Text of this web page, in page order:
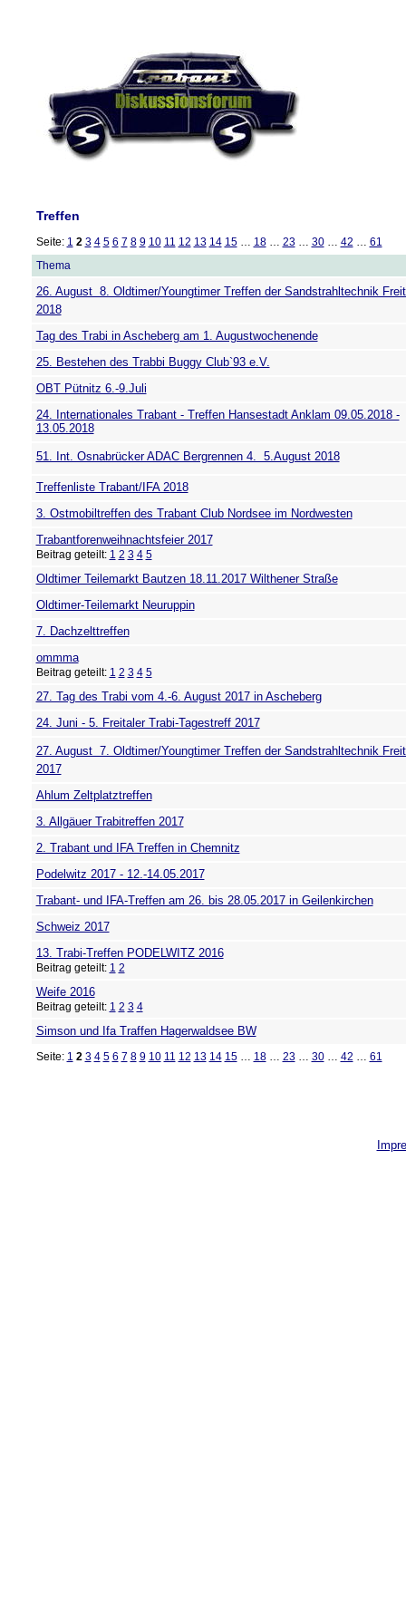
Treffen
Seite: 1 2 3 4 5 6 7 8 9 10 11 12 13 14 15… 18… 23… 30… 42 … 61
Thema
26. August  8. Oldtimer/Youngtimer Treffen der Sandstrahltechnik
2018
Tag des Trabi in Ascheberg am 1. Augustwochenende
25. Bestehen des Trabbi Buggy Club`93 e.V.
OBT Pütnitz 6.-9.Juli
24. Internationales Trabant - Treffen Hansestadt Anklam 09.05.2018 -
13.05.2018
51. Int. Osnabrücker ADAC Bergrennen 4.  5.August 2018
Treffenliste Trabant/IFA 2018
3. Ostmobiltreffen des Trabant Club Nordsee im Nordwesten
Trabantforenweihnachtsfeier 2017
Beitrag geteilt: 1 2 3 4 5
Oldtimer Teilemarkt Bautzen 18.11.2017 Wilthener Straße
Oldtimer-Teilemarkt Neuruppin
7. Dachzelttreffen
ommma
Beitrag geteilt: 1 2 3 4 5
27. Tag des Trabi vom 4.-6. August 2017 in Ascheberg
24. Juni - 5. Freitaler Trabi-Tagestreff 2017
27. August  7. Oldtimer/Youngtimer Treffen der Sandstrahltechnik
2017
Ahlum Zeltplatztreffen
3. Allgäuer Trabitreffen 2017
2. Trabant und IFA Treffen in Chemnitz
Podelwitz 2017 - 12.-14.05.2017
Trabant- und IFA-Treffen am 26. bis 28.05.2017 in Geilenkirchen
Schweiz 2017
13. Trabi-Treffen PODELWITZ 2016
Beitrag geteilt: 1 2
Weife 2016
Beitrag geteilt: 1 2 3 4
Simson und Ifa Traffen Hagerwaldsee BW
Seite: 1 2 3 4 5 6 7 8 9 10 11 12 13 14 15… 18… 23… 30… 42 … 61